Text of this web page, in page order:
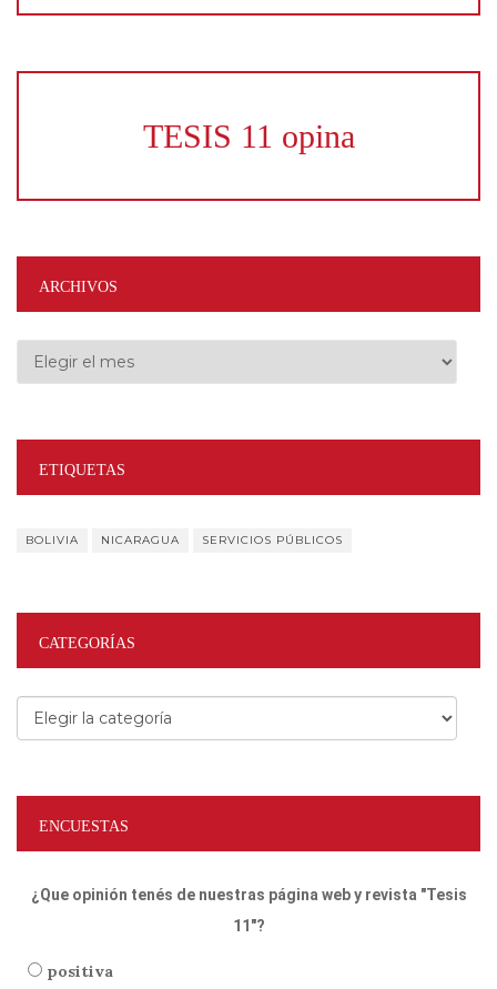
TESIS 11 opina
ARCHIVOS
Archivos
ETIQUETAS
BOLIVIA NICARAGUA SERVICIOS PÚBLICOS
CATEGORÍAS
Categorías
ENCUESTAS
¿Que opinión tenés de nuestras página web y revista "Tesis
11"?
positiva